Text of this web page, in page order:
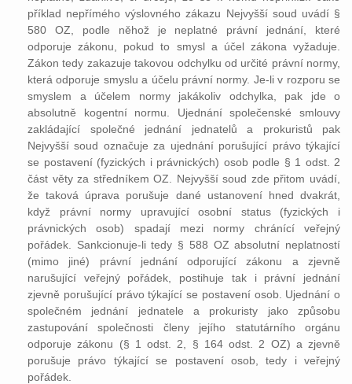
příklad nepřímého výslovného zákazu Nejvyšší soud uvádí §
580 OZ, podle něhož je neplatné právní jednání, které
odporuje zákonu, pokud to smysl a účel zákona vyžaduje.
Zákon tedy zakazuje takovou odchylku od určité právní normy,
která odporuje smyslu a účelu právní normy. Je-li v rozporu se
smyslem a účelem normy jakákoliv odchylka, pak jde o
absolutně kogentní normu. Ujednání společenské smlouvy
zakládající společné jednání jednatelů a prokuristů pak
Nejvyšší soud označuje za ujednání porušující právo týkající
se postavení (fyzických i právnických) osob podle § 1 odst. 2
část věty za středníkem OZ. Nejvyšší soud zde přitom uvádí,
že taková úprava porušuje dané ustanovení hned dvakrát,
když právní normy upravující osobní status (fyzických i
právnických osob) spadají mezi normy chránící veřejný
pořádek. Sankcionuje-li tedy § 588 OZ absolutní neplatností
(mimo jiné) právní jednání odporující zákonu a zjevně
narušující veřejný pořádek, postihuje tak i právní jednání
zjevně porušující právo týkající se postavení osob. Ujednání o
společném jednání jednatele a prokuristy jako způsobu
zastupování společnosti členy jejího statutárního orgánu
odporuje zákonu (§ 1 odst. 2, § 164 odst. 2 OZ) a zjevně
porušuje právo týkající se postavení osob, tedy i veřejný
pořádek.